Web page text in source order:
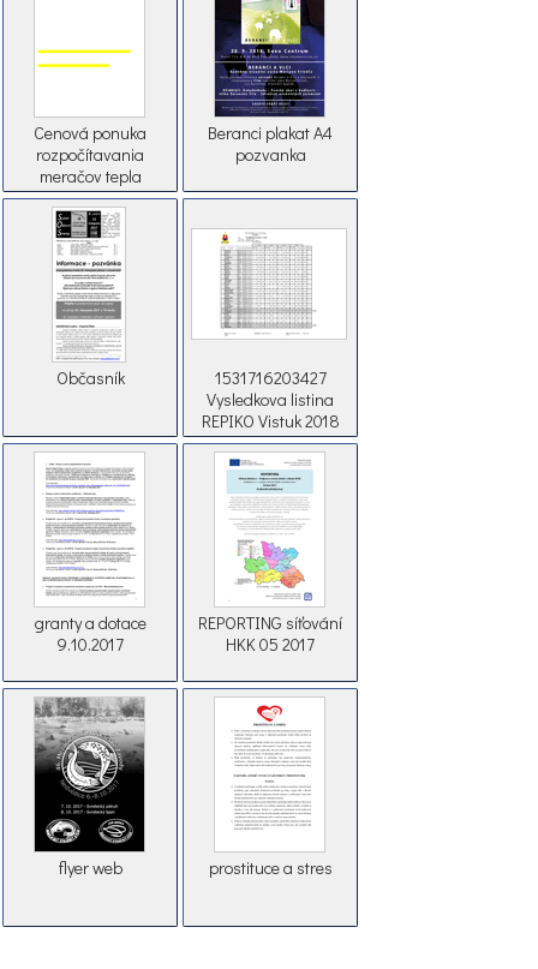
Cenová ponuka
rozpočítavania
meračov tepla
Beranci plakat A4
pozvanka
Občasník
1531716203427
Vysledkova listina
REPIKO Vistuk 2018
sobota final
granty a dotace
9.10.2017
REPORTING síťování
HKK 05 2017
flyer web prostituce a stres